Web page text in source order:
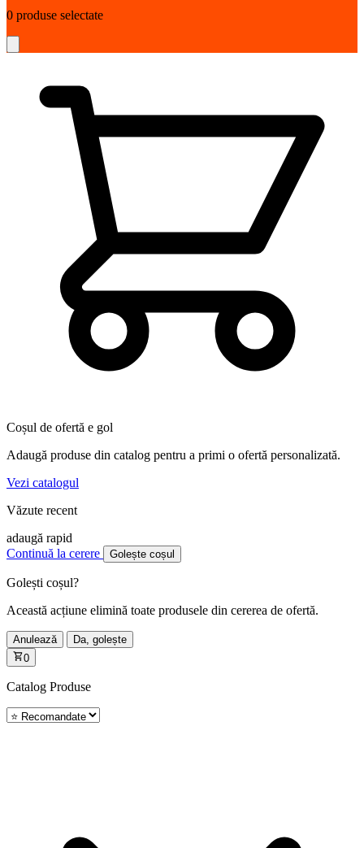
0 produse selectate
Coșul de ofertă e gol
Adaugă produse din catalog pentru a primi o ofertă personalizată.
Vezi catalogul
Văzute recent
adaugă rapid
Continuă la cerere
Golește coșul
Golești coșul?
Această acțiune elimină toate produsele din cererea de ofertă.
Anulează
Da, golește
0
Catalog Produse